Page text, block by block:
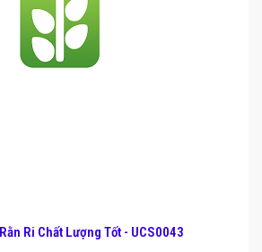
Ri Chất Lượng Tốt - UCS0043